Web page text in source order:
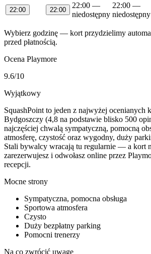
22:00 22:00
22:00 —
niedostępny
22:00 —
niedostępny
Wybierz godzinę — kort przydzielimy
przed płatnością.
Ocena Playmore
9.6/10
Wyjątkowy
SquashPoint to jeden z najwyżej
Bydgoszczy (4,8 na podstawie blisko 500
najczęściej chwalą sympatyczną, pomocną
atmosferę, czystość oraz wygodny, duży
Stali bywalcy wracają tu regularnie — a kort
zarezerwujesz i odwołasz online przez
recepcji.
Mocne strony
Sympatyczna, pomocna obsługa
Sportowa atmosfera
Czysto
Duży bezpłatny parking
Pomocni trenerzy
Na co zwrócić uwagę